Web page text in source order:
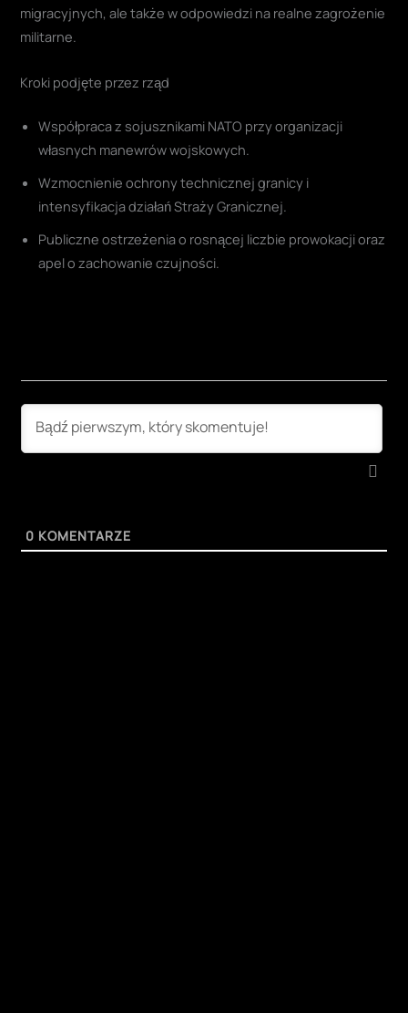
migracyjnych, ale także w odpowiedzi na realne zagrożenie
militarne.
Kroki podjęte przez rząd
Współpraca z sojusznikami NATO przy organizacji
własnych manewrów wojskowych.
Wzmocnienie ochrony technicznej granicy i
intensyfikacja działań Straży Granicznej.
Publiczne ostrzeżenia o rosnącej liczbie prowokacji oraz
apel o zachowanie czujności.
0 KOMENTARZE